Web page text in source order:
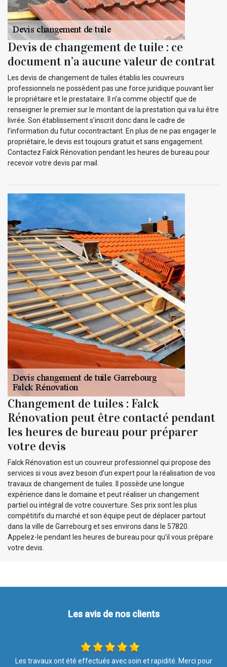
Devis de changement de tuile : ce
document n’a aucune valeur de contrat
Les devis de changement de tuiles établis les couvreurs
professionnels ne possèdent pas une force juridique pouvant lier
le propriétaire et le prestataire. Il n’a comme objectif que de
renseigner le premier sur le montant de la prestation qui va lui être
livrée. Son établissement s’inscrit donc dans le cadre de
l’information du futur cocontractant. En plus de ne pas engager le
propriétaire, le devis est toujours gratuit et sans engagement.
Contactez Falck Rénovation pendant les heures de bureau pour
recevoir votre devis par mail.
Changement de tuiles : Falck
Rénovation peut être contacté pendant
les heures de bureau pour préparer
votre devis
Falck Rénovation est un couvreur professionnel qui propose des
services si vous avez besoin d’un expert pour la réalisation de vos
travaux de changement de tuiles. Il possède une longue
expérience dans le domaine et peut réaliser un changement
partiel ou intégral de votre couverture. Ses prix sont les plus
compétitifs du marché et son équipe peut de déplacer partout
dans la ville de Garrebourg et ses environs dans le 57820.
Appelez-le pendant les heures de bureau pour qu’il vous prépare
votre devis.
Les avis de nos clients
Si vous recherchez une entreprise sérieuse, efficace, propre, à